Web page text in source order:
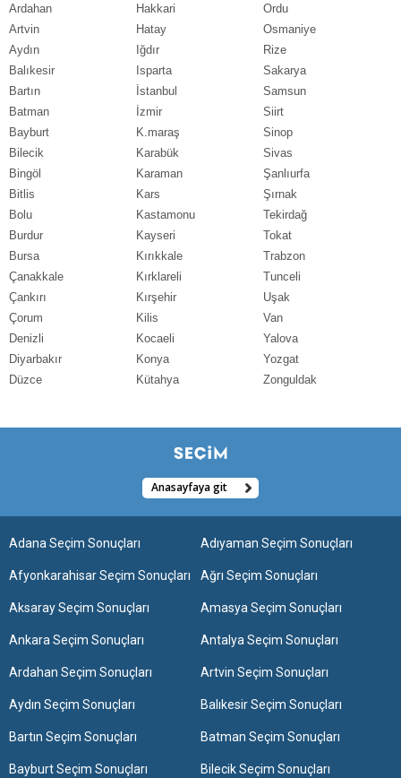
Ardahan
Artvin
Aydın
Balıkesir
Bartın
Batman
Bayburt
Bilecik
Bingöl
Bitlis
Bolu
Burdur
Bursa
Çanakkale
Çankırı
Çorum
Denizli
Diyarbakır
Düzce
Hakkari
Hatay
Iğdır
Isparta
İstanbul
İzmir
K.maraş
Karabük
Karaman
Kars
Kastamonu
Kayseri
Kırıkkale
Kırklareli
Kırşehir
Kilis
Kocaeli
Konya
Kütahya
Ordu
Osmaniye
Rize
Sakarya
Samsun
Siirt
Sinop
Sivas
Şanlıurfa
Şırnak
Tekirdağ
Tokat
Trabzon
Tunceli
Uşak
Van
Yalova
Yozgat
Zonguldak
Anasayfaya git
Adana Seçim Sonuçları Adıyaman Seçim Sonuçları
Afyonkarahisar Seçim Sonuçları Ağrı Seçim Sonuçları
Aksaray Seçim Sonuçları Amasya Seçim Sonuçları
Ankara Seçim Sonuçları Antalya Seçim Sonuçları
Ardahan Seçim Sonuçları Artvin Seçim Sonuçları
Aydın Seçim Sonuçları Balıkesir Seçim Sonuçları
Bartın Seçim Sonuçları Batman Seçim Sonuçları
Bayburt Seçim Sonuçları Bilecik Seçim Sonuçları